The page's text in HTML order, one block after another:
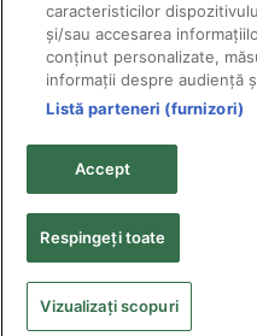
© 2011-2026 Solarex -
toate
Textele şi fotografiile
Politica de
caracteristicilor
și/sau accesarea
conținut personalizate,
informații despre audiență
Listă parteneri (furnizori)
Accept
Respingeți toate
Vizualizați scopuri